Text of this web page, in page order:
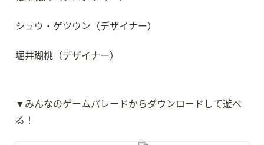
シュウ・ゲツウン（デザイナー）
堀井瑚桃（デザイナー）
▼みんなのゲームパレードからダウンロードして遊べ
る！